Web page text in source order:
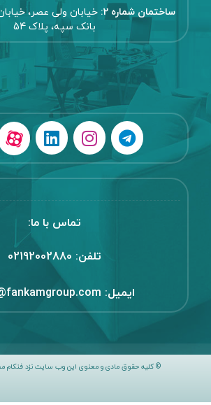
ساختمان شماره 2:
خیابان ولی عصر،
بانک سپه، پلاک 54
تماس با ما:
تلفن: 02192002880
ایمیل:
© کلیه حقوق مادی و معنوی این وب سایت نزد فنکام